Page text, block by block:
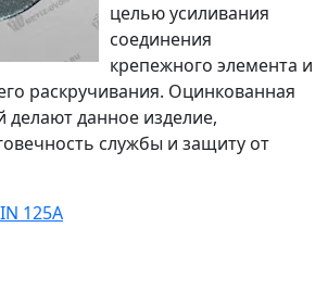
целью усиливания
соединения
крепежного элемента и
раскручивания. Оцинкованная
делают данное изделие,
службы и защиту от
125A